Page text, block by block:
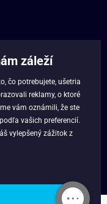
záleží
čo potrebujete, ušetria
reklamy, o ktoré
vám oznámili, že ste
vašich preferencií.
vylepšený zážitok z